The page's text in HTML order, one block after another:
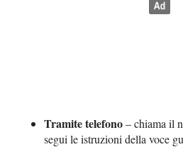
Tramite telefono– chiama il
segui le istruzioni della voce